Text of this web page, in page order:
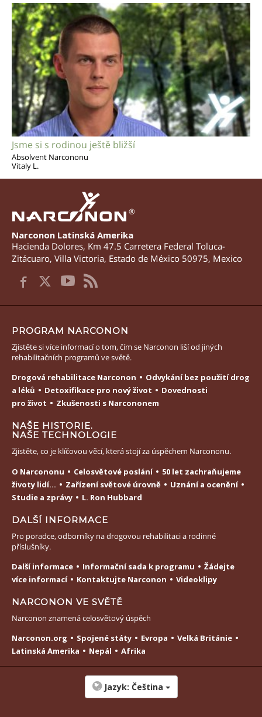
Jsme si s rodinou ještě bližší
Absolvent Narcononu
Vitaly L.
®
Narconon Latinská Amerika
Hacienda Dolores, Km 47.5 Carretera Federal Toluca-
Zitácuaro, Villa Victoria, Estado de México 50975, Mexico
PROGRAM NARCONON
Zjistěte si více informací o tom, čím se Narconon liší od jiných
rehabilitačních programů ve světě.
Drogová rehabilitace Narconon
Odvykání bez použití drog
a léků
Detoxifikace pro nový život
Dovednosti
pro život
Zkušenosti s Narcononem
NAŠE HISTORIE.
NAŠE TECHNOLOGIE
Zjistěte, co je klíčovou věcí, která stojí za úspěchem Narcononu.
O Narcononu
Celosvětové poslání
50 let zachraňujeme
životy lidí...
Zařízení světové úrovně
Uznání a ocenění
Studie a zprávy
L. Ron Hubbard
DALŠÍ INFORMACE
Pro poradce, odborníky na drogovou rehabilitaci a rodinné
příslušníky.
Další informace
Informační sada k programu
Žádejte
více informací
Kontaktujte Narconon Videoklipy
NARCONON VE SVĚTĚ
Narconon znamená celosvětový úspěch
Narconon.org
Spojené státy Evropa
Velká Británie
Latinská Amerika
Nepál Afrika
Jazyk: Čeština